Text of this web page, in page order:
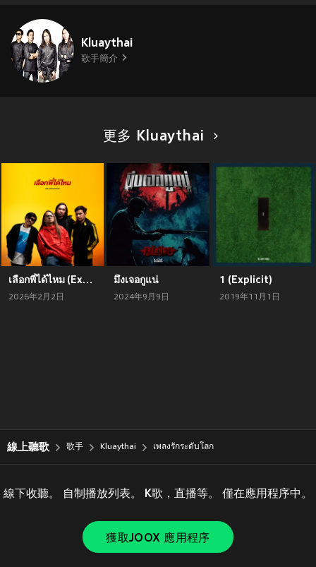
Kluaythai
歌手簡介
更多 Kluaythai
เลือกพี่ได้ไหม (Explicit)
2026年2月2日
มึงเจอกูแน่
2024年9月9日
1 (Explicit)
2019年11月1日
線上聽歌 歌手 Kluaythai เพลงรักระดับโลก
線下收聽。 自制播放列表。 K歌，直播等。 僅在應用程序中。
獲取JOOX 應用程序